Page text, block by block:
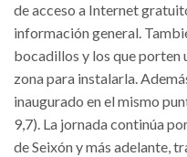
de acceso a Internet
información general.
bocadillos y los que porten
zona para instalarla.
inaugurado en el mismo
9,7). La jornada continúa
de Seixón y más adelante,